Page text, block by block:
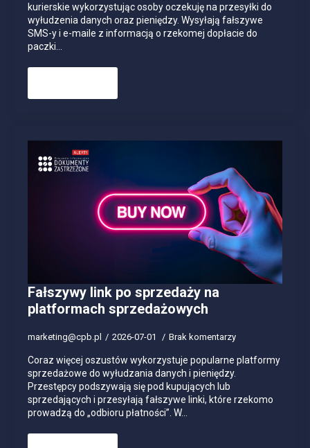
kurierskie wykorzystując osoby oczekuję na przesyłki do
wyłudzenia danych oraz pieniędzy. Wysyłają fałszywe
SMS-y i e-maile z informacją o rzekomej dopłacie do
paczki…
Fałszywy link po sprzedaży na
platformach sprzedażowych
marketing@cpb.pl 2026-07-01 Brak komentarzy
Coraz więcej oszustów wykorzystuje popularne platformy
sprzedażowe do wyłudzania danych i pieniędzy.
Przestępcy podszywają się pod kupujących lub
sprzedających i przesyłają fałszywe linki, które rzekomo
prowadzą do „odbioru płatności”. W…